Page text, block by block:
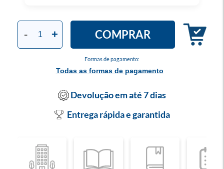
Formas de pagamento:
Todas as formas de pagamento
- + COMPRAR
Devolução em até 7 dias
Entrega rápida e garantida